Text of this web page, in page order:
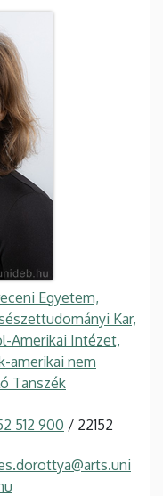
Egyetem,
Kar,
Amerikai Intézet,
amerikai nem
Tanszék
512 900 / 22152